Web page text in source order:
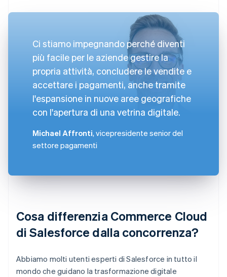
Ci stiamo impegnando perché diventi
più facile per le aziende gestire la
propria attività, concludere le vendite e
accettare i pagamenti, anche tramite
l'espansione in nuove aree geografiche
con l'apertura di una vetrina digitale.
Michael Affronti, vicepresidente senior del
settore pagamenti
Cosa differenzia Commerce Cloud
di Salesforce dalla concorrenza?
Abbiamo molti utenti esperti di Salesforce in tutto il
mondo che guidano la trasformazione digitale